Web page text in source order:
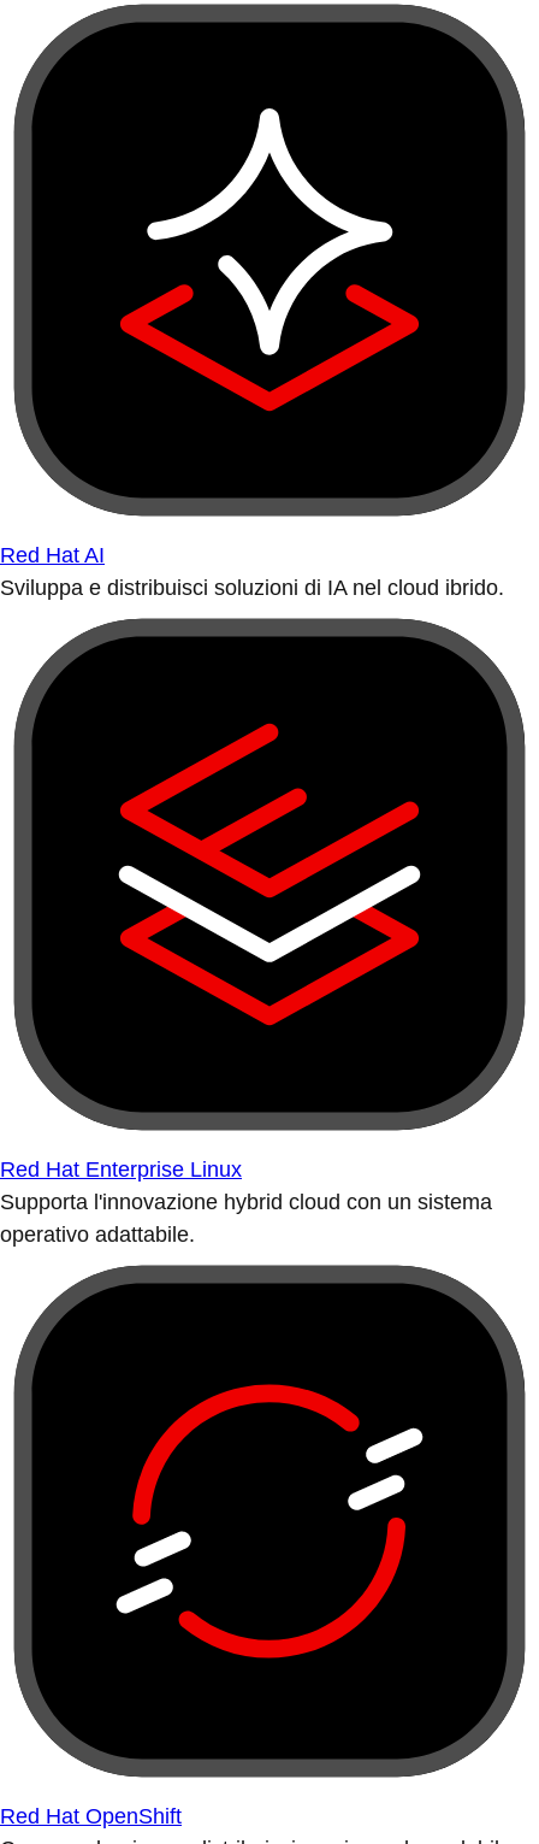
Red Hat AI
Sviluppa e distribuisci soluzioni di IA nel cloud ibrido.
Red Hat Enterprise Linux
Supporta l'innovazione hybrid cloud con un sistema
operativo adattabile.
Red Hat OpenShift